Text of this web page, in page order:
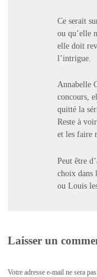
Ce serait
ou qu’elle
elle doit
l’intrigue.
Annabelle
concours,
quitté la
Reste à
et les faire
Peut être
choix dans
ou Louis
Laisser un
Votre adresse e-mail ne sera